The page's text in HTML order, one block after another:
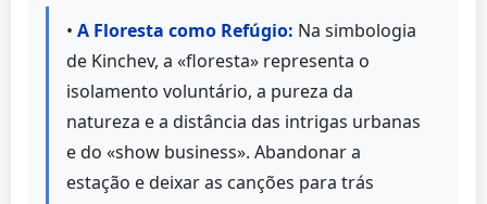
• A Floresta como Refúgio: Na simbologia
de Kinchev, a «floresta» representa o
isolamento voluntário, a pureza da
natureza e a distância das intrigas urbanas
e do «show business». Abandonar a
estação e deixar as canções para trás